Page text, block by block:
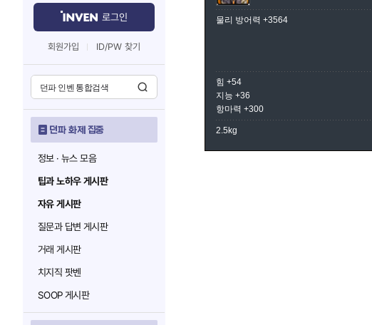
로그인
회원가입 ID/PW 찾기
던파 화제 집중
정보 · 뉴스 모음
팁과 노하우 게시판
자유 게시판
질문과 답변 게시판
거래 게시판
치지직 팟벤
SOOP 게시판
물리 방어력 +3564
힘 +54
지능 +36
항마력 +300
2.5kg